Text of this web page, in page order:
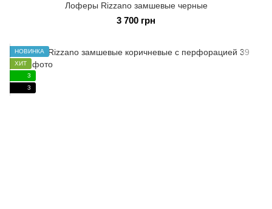
Лоферы Rizzano замшевые черные
3 700 грн
НОВИНКА
ХИТ
3
3